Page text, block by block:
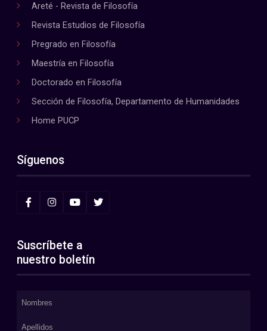
Areté - Revista de Filosofía
Revista Estudios de Filosofía
Pregrado en Filosofía
Maestría en Filosofía
Doctorado en Filosofía
Sección de Filosofía, Departamento de Humanidades
Home PUCP
Síguenos
Suscríbete a
nuestro boletín